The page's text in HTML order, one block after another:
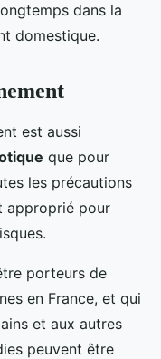
dans la
domestique.
est aussi
que pour
les précautions
approprié pour
porteurs de
en France, et qui
et aux autres
peuvent être